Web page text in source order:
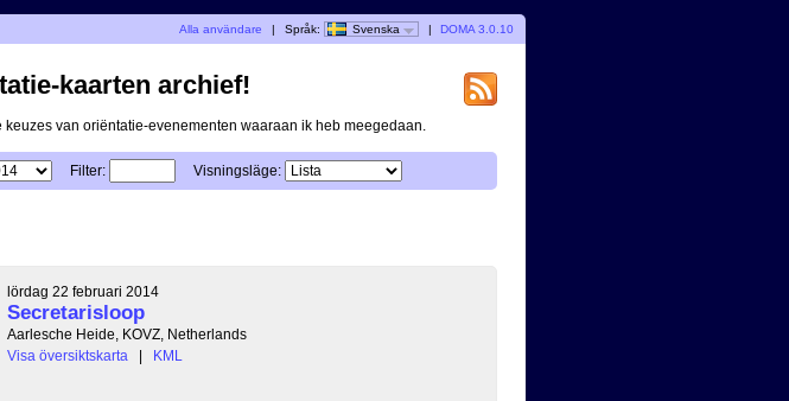
Alla användare | Språk: Svenska | DOMA 3.0.10
kaarten archief!
van oriëntatie-evenementen waaraan ik heb meegedaan.
Filter: Visningsläge:
lördag 22 februari 2014
Secretarisloop
Aarlesche Heide, KOVZ, Netherlands
Visa översiktskarta
| KML